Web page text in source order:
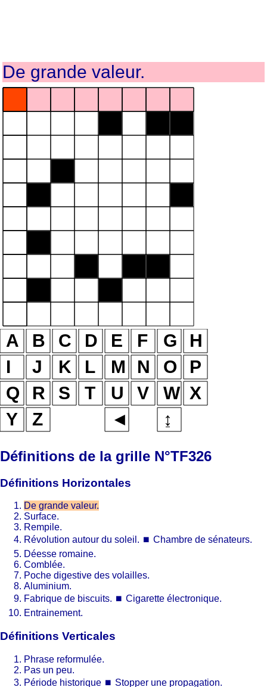
De grande valeur.
Définitions de la grille N°TF326
Définitions Horizontales
De grande valeur.
Surface.
Rempile.
Révolution autour du soleil. ⏹ Chambre de sénateurs.
Déesse romaine.
Comblée.
Poche digestive des volailles.
Aluminium.
Fabrique de biscuits. ⏹ Cigarette électronique.
Entrainement.
Définitions Verticales
Phrase reformulée.
Pas un peu.
Période historique ⏹ Stopper une propagation.